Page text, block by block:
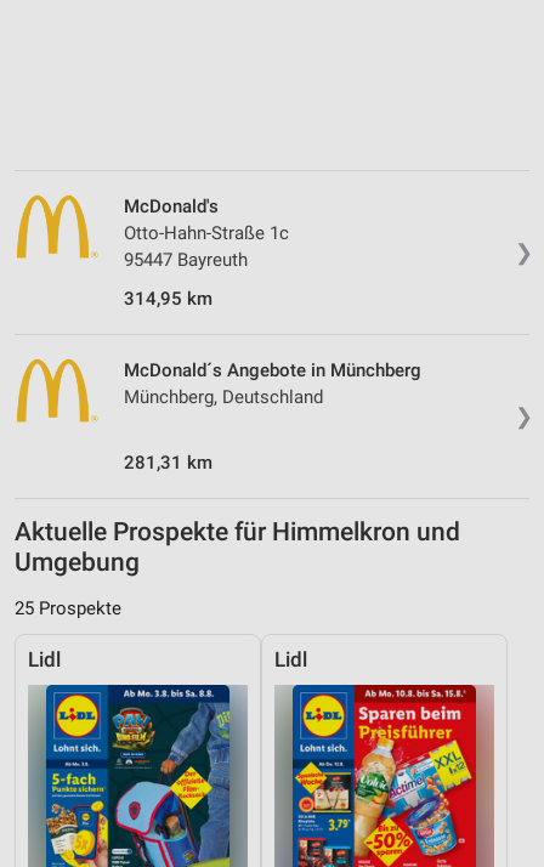
❯
McDonald's
Otto-Hahn-Straße 1c
95447 Bayreuth
314,95 km
❯
McDonald´s Angebote in Münchberg
Münchberg, Deutschland
281,31 km
Aktuelle Prospekte für Himmelkron und
Umgebung
25 Prospekte
Lidl Lidl